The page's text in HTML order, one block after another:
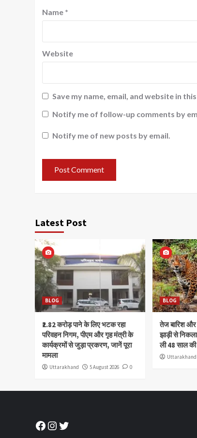
Name *
Website
Save my name, email, and website in
Notify me of follow-up comments by
Notify me of new posts by email.
Latest Post
BLOG
₹2.82 करोड़ पाने के लिए भटक रहा
परिवहन निगम, पीएम और गृह मंत्री के
कार्यक्रमों से जुड़ा प्रकरण, जानें पूरा
मामला
Uttarakhand 5 August 2026 0
BLOG
तेज बारिश
झाड़ी से
ली 48 साल
Uttarakhand
Facebook
Instagram
Twitter